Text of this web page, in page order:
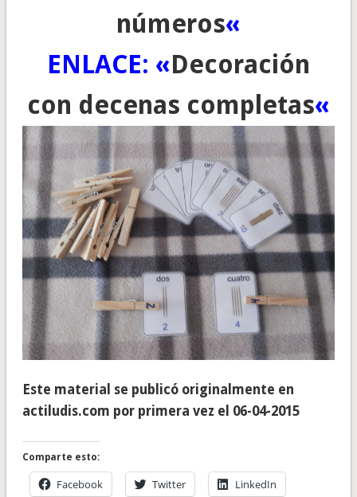
números«
ENLACE: «Decoración
con decenas completas«
Este material se publicó originalmente en
actiludis.com por primera vez el 06-04-2015
Comparte esto:
Facebook Twitter LinkedIn